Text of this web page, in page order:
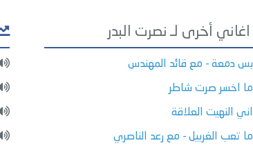
اغاني أخرى لـ نصرت البدر
بس دمعة - مع قائد المهندس
ما اخسر صرت شاطر
اني النهيت العلاقة
ما تعب الغربيل - مع رعد الناصري